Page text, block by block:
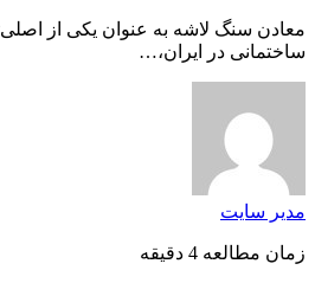
معادن سنگ لاشه به عنوان یکی از
ساختمانی در ایران،…
مدیر سایت
زمان مطالعه 4 دقیقه